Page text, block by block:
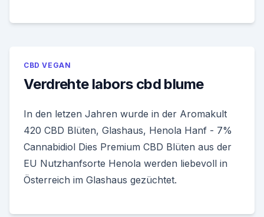
CBD VEGAN
Verdrehte labors cbd blume
In den letzen Jahren wurde in der Aromakult
420 CBD Blüten, Glashaus, Henola Hanf - 7%
Cannabidiol Dies Premium CBD Blüten aus der
EU Nutzhanfsorte Henola werden liebevoll in
Österreich im Glashaus gezüchtet.